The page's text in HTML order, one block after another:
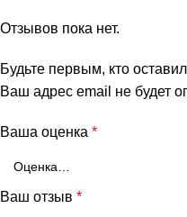
Отзывов пока нет.
Будьте первым, кто
Ваш адрес email не будет
Ваша оценка *
Ваш отзыв *